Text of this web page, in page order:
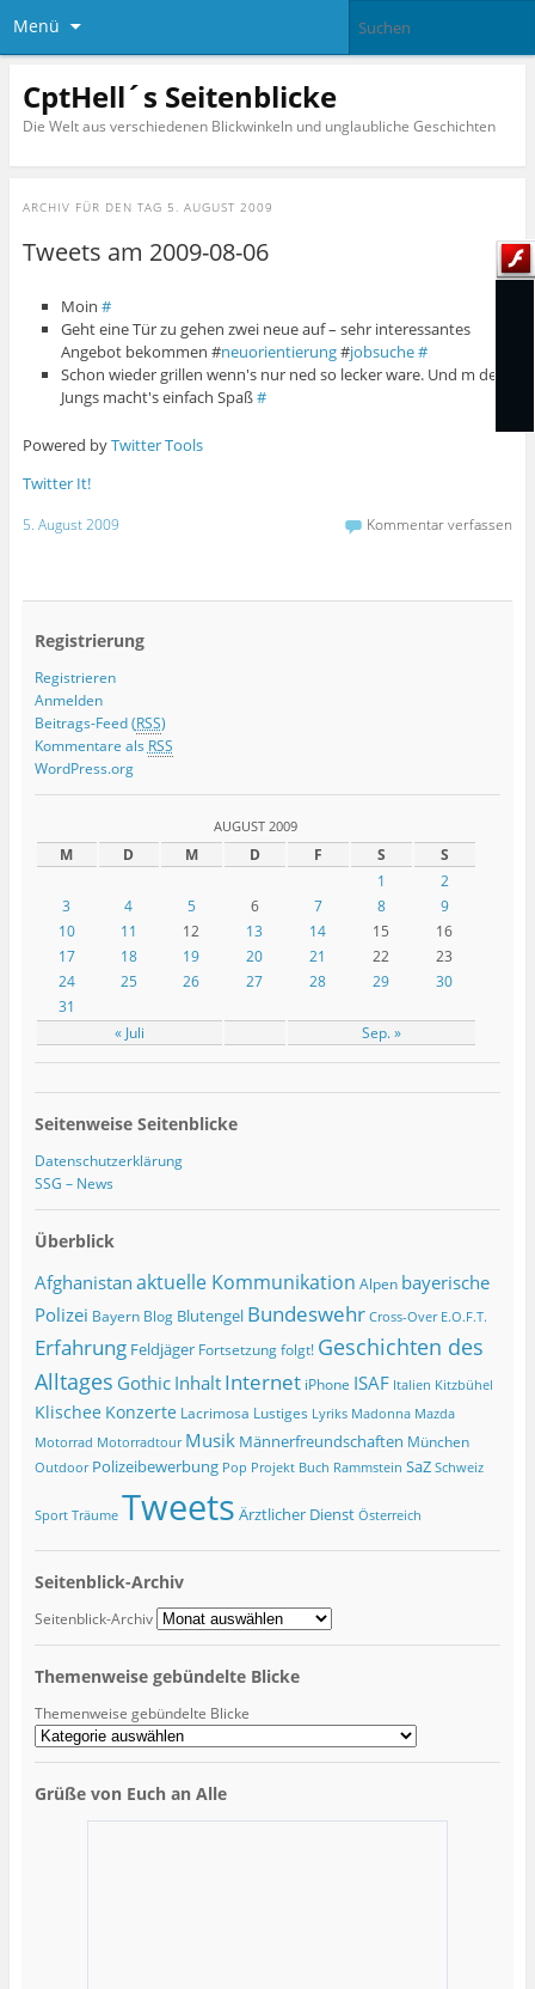
Menü
CptHell´s Seitenblicke
Die Welt aus verschiedenen Blickwinkeln und unglaubliche Geschichten
ARCHIV FÜR DEN TAG 5. AUGUST 2009
Tweets am 2009-08-06
Moin#
Geht eine Tür zu gehen zwei neue auf – sehr interessantes
Angebot bekommen #neuorientierung#jobsuche#
Schon wieder grillen wenn's nur ned so lecker ware. Und m den
Jungs macht's einfach Spaß#
Powered byTwitter Tools
Twitter It!
5. August 2009 Kommentar verfassen
Registrierung
Registrieren
Anmelden
Beitrags-Feed (RSS)
Kommentare als RSS
WordPress.org
AUGUST 2009
M D M D F S S
« Juli Sep. »
1
2
3
4 5 6 7 8
9
10
11 12 13 14 15
16
17
18 19 20 21 22
23
24
25 26 27 28 29
30
31
Seitenweise Seitenblicke
Datenschutzerklärung
SSG – News
Überblick
Afghanistanaktuelle Kommunikation Alpen bayerische
Polizei Bayern Blog Blutengel Bundeswehr Cross-Over E.O.F.T.
Erfahrung Feldjäger Fortsetzung folgt! Geschichten des
Alltages Gothic Inhalt Internet iPhone ISAF Italien Kitzbühel
Klischee Konzerte Lacrimosa Lustiges Lyriks Madonna Mazda
Motorrad Motorradtour Musik Männerfreundschaften München
Outdoor Polizeibewerbung Pop Projekt Buch Rammstein SaZ Schweiz
Sport Träume Tweets Ärztlicher Dienst Österreich
Seitenblick-Archiv
Seitenblick-Archiv
Themenweise gebündelte Blicke
Themenweise gebündelte Blicke
Grüße von Euch an Alle